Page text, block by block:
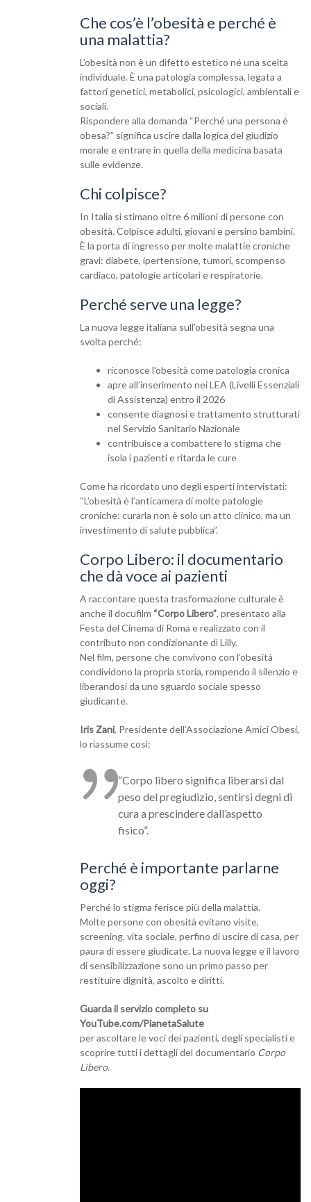
Che cos’è l’obesità e perché è
una malattia?
L’obesità non è un difetto estetico né una scelta
individuale. È una patologia complessa, legata a
fattori genetici, metabolici, psicologici, ambientali e
sociali.
Rispondere alla domanda “Perché una persona è
obesa?” significa uscire dalla logica del giudizio
morale e entrare in quella della medicina basata
sulle evidenze.
Chi colpisce?
In Italia si stimano oltre 6 milioni di persone con
obesità. Colpisce adulti, giovani e persino bambini.
È la porta di ingresso per molte malattie croniche
gravi: diabete, ipertensione, tumori, scompenso
cardiaco, patologie articolari e respiratorie.
Perché serve una legge?
La nuova legge italiana sull’obesità segna una
svolta perché:
riconosce l’obesità come patologia cronica
apre all’inserimento nei LEA (Livelli Essenziali
di Assistenza) entro il 2026
consente diagnosi e trattamento strutturati
nel Servizio Sanitario Nazionale
contribuisce a combattere lo stigma che
isola i pazienti e ritarda le cure
Come ha ricordato uno degli esperti intervistati:
“L’obesità è l’anticamera di molte patologie
croniche: curarla non è solo un atto clinico, ma un
investimento di salute pubblica”.
Corpo Libero: il documentario
che dà voce ai pazienti
A raccontare questa trasformazione culturale è
anche il docufilm “Corpo Libero”, presentato alla
Festa del Cinema di Roma e realizzato con il
contributo non condizionante di Lilly.
Nel film, persone che convivono con l’obesità
condividono la propria storia, rompendo il silenzio e
liberandosi da uno sguardo sociale spesso
giudicante.
Iris Zani, Presidente dell’Associazione Amici Obesi,
lo riassume così:
“Corpo libero significa liberarsi dal
peso del pregiudizio, sentirsi degni di
cura a prescindere dall’aspetto
fisico”.
Perché è importante parlarne
oggi?
Perché lo stigma ferisce più della malattia.
Molte persone con obesità evitano visite,
screening, vita sociale, perfino di uscire di casa, per
paura di essere giudicate. La nuova legge e il lavoro
di sensibilizzazione sono un primo passo per
restituire dignità, ascolto e diritti.
Guarda il servizio completo su
YouTube.com/PianetaSalute
per ascoltare le voci dei pazienti, degli specialisti e
scoprire tutti i dettagli del documentario Corpo
Libero.